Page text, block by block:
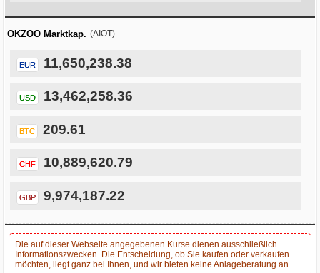
OKZOO Marktkap. (AIOT)
EUR 11,650,238.38
USD 13,462,258.36
BTC 209.61
CHF 10,889,620.79
GBP 9,974,187.22
Die auf dieser Webseite angegebenen Kurse dienen ausschließlich
Informationszwecken. Die Entscheidung, ob Sie kaufen oder verkaufen
möchten, liegt ganz bei Ihnen, und wir bieten keine Anlageberatung an.